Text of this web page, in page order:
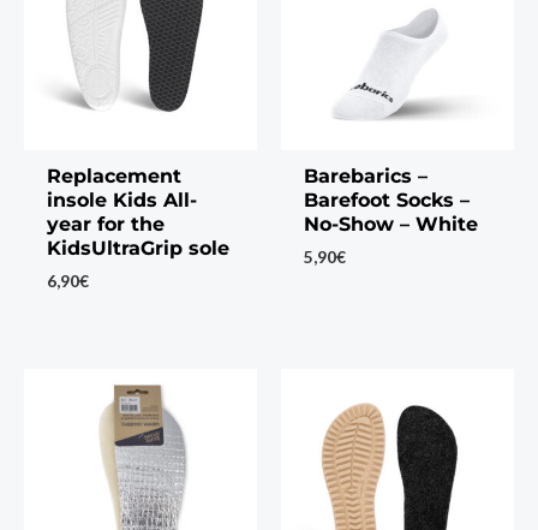
Replacement
insole Kids All-
year for the
KidsUltraGrip sole
6,90€
Barebarics –
Barefoot Socks –
No-Show – White
5,90€